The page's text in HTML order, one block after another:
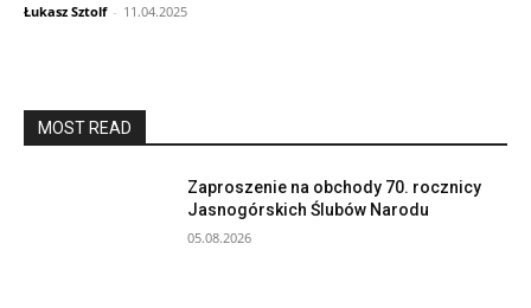
Łukasz Sztolf - 11.04.2025
MOST READ
Zaproszenie na obchody 70. rocznicy
Jasnogórskich Ślubów Narodu
05.08.2026